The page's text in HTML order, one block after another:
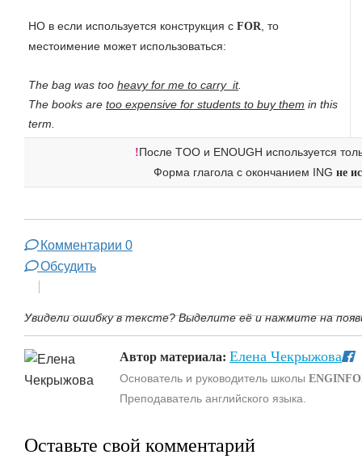
HO в если используется конструкция с FOR , то
местоимение может использоваться:
The bag was too heavy for me to carry it.
The books are too expensive for students to buy them in this
term.
!После TOO и ENOUGH используется
Форма глагола с окончанием ING не
Комментарии 0
Обсудить
Увидели ошибку в тексте? Выделите её и нажмите на
Автор материала: Елена Чекрыжова
Основатель и руководитель школы
Преподаватель английского языка.
Оставьте свой комментарий